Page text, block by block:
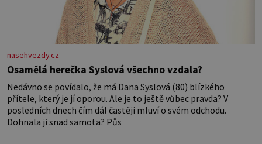
nasehvezdy.cz
Osamělá herečka Syslová všechno vzdala?
Nedávno se povídalo, že má Dana Syslová (80) blízkého
přítele, který je jí oporou. Ale je to ještě vůbec pravda? V
posledních dnech čím dál častěji mluví o svém odchodu.
Dohnala ji snad samota? Půs